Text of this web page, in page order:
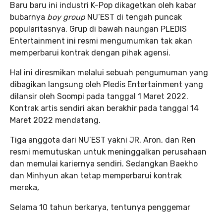
Baru baru ini industri K-Pop dikagetkan oleh kabar
bubarnya boy group NU’EST di tengah puncak
popularitasnya. Grup di bawah naungan PLEDIS
Entertainment ini resmi mengumumkan tak akan
memperbarui kontrak dengan pihak agensi.
Hal ini diresmikan melalui sebuah pengumuman yang
dibagikan langsung oleh Pledis Entertainment yang
dilansir oleh Soompi pada tanggal 1 Maret 2022.
Kontrak artis sendiri akan berakhir pada tanggal 14
Maret 2022 mendatang.
Tiga anggota dari NU’EST yakni JR, Aron, dan Ren
resmi memutuskan untuk meninggalkan perusahaan
dan memulai kariernya sendiri. Sedangkan Baekho
dan Minhyun akan tetap memperbarui kontrak
mereka,
Selama 10 tahun berkarya, tentunya penggemar